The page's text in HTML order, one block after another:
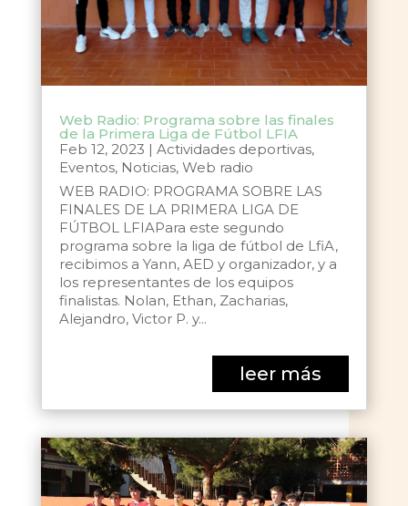
Web Radio: Programa sobre las finales
de la Primera Liga de Fútbol LFIA
Feb 12, 2023 | Actividades deportivas,
Eventos, Noticias, Web radio
WEB RADIO: PROGRAMA SOBRE LAS
FINALES DE LA PRIMERA LIGA DE
FÚTBOL LFIAPara este segundo
programa sobre la liga de fútbol de LfiA,
recibimos a Yann, AED y organizador, y a
los representantes de los equipos
finalistas. Nolan, Ethan, Zacharias,
Alejandro, Victor P. y...
leer más